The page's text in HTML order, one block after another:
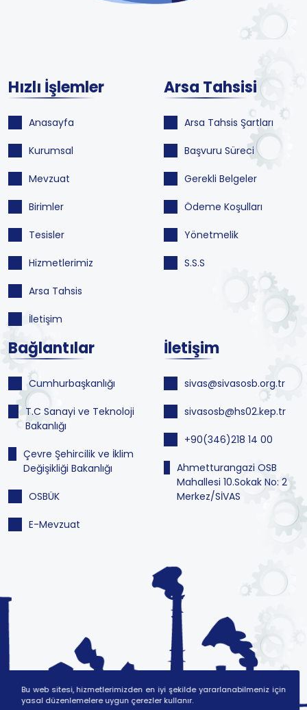
Hızlı İşlemler
Anasayfa
Kurumsal
Mevzuat
Birimler
Tesisler
Hizmetlerimiz
Arsa Tahsis
İletişim
Arsa Tahsisi
Arsa Tahsis Şartları
Başvuru Süreci
Gerekli Belgeler
Ödeme Koşulları
Yönetmelik
S.S.S
Bağlantılar
Cumhurbaşkanlığı
T.C Sanayi ve Teknoloji
Bakanlığı
Çevre Şehircilik ve İklim
Değişikliği Bakanlığı
OSBÜK
E-Mevzuat
İletişim
sivas@sivasosb.org.tr
sivasosb@hs02.kep.tr
+90(346)218 14 00
Ahmetturangazi OSB
Mahallesi 10.Sokak No: 2
Merkez/SİVAS
Bu web sitesi, hizmetlerimizden en iyi şekilde yararlanabilmeniz için
yasal düzenlemelere uygun çerezler kullanır.